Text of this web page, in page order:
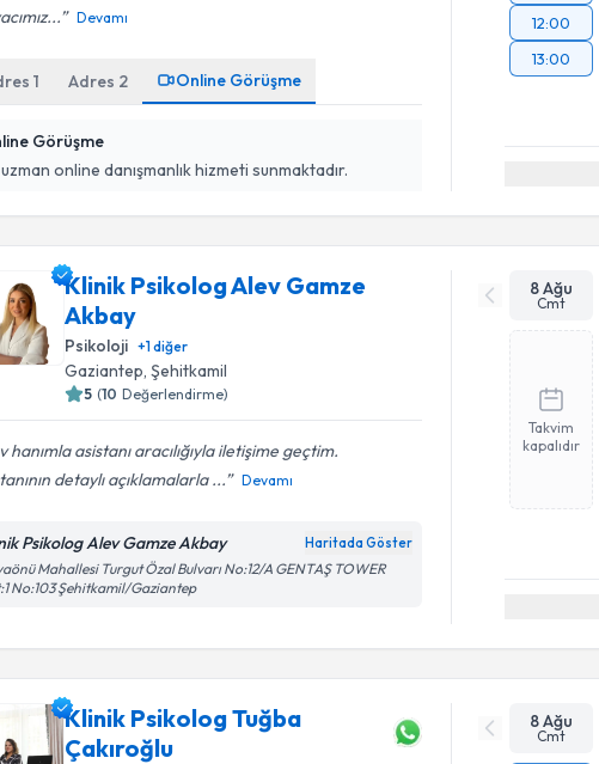
Devamı
1 Adres 2 Online Görüşme
Görüşme
online danışmanlık hizmeti sunmaktadır.
12:00
13:00
Klinik Psikolog Alev Gamze
Akbay
Psikoloji +1diğer
Gaziantep, Şehitkamil
5 (10 Değerlendirme)
hanımla asistanı aracılığıyla iletişime geçtim.
detaylı açıklamalarla ...
Devamı
Psikolog Alev Gamze Akbay Haritada Göster
Mahallesi Turgut Özal Bulvarı No:12/A GENTAŞ TOWER
No:103 Şehitkamil/Gaziantep
8 Ağu
Cmt
Takvim
kapalıdır
Klinik Psikolog Tuğba
Çakıroğlu
8 Ağu
Cmt